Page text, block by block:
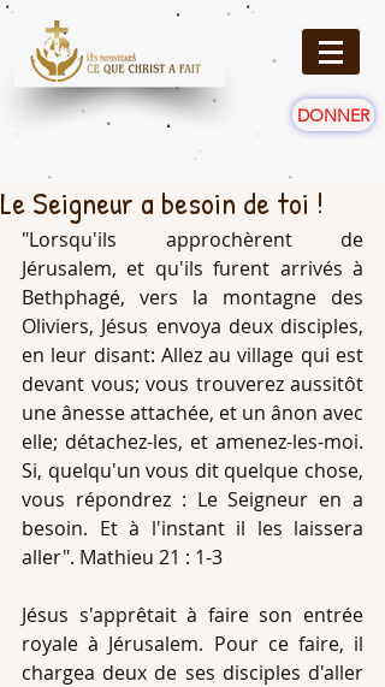
DONNER
Le Seigneur a besoin de toi !
"Lorsqu'ils approchèrent de
Jérusalem, et qu'ils furent arrivés à
Bethphagé, vers la montagne des
Oliviers, Jésus envoya deux disciples,
en leur disant: Allez au village qui est
devant vous; vous trouverez aussitôt
une ânesse attachée, et un ânon avec
elle; détachez-les, et amenez-les-moi.
Si, quelqu'un vous dit quelque chose,
vous répondrez : Le Seigneur en a
besoin. Et à l'instant il les laissera
aller". Mathieu 21 : 1-3
Jésus s'apprêtait à faire son entrée
royale à Jérusalem. Pour ce faire, il
chargea deux de ses disciples d'aller